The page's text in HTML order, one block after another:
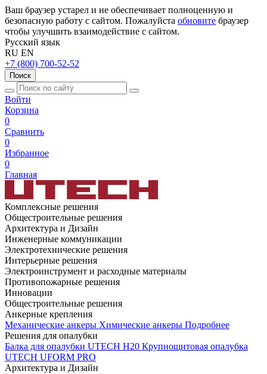
Ваш браузер устарел и не обеспечивает полноценную и
безопасную работу с сайтом. Пожалуйста обновите браузер
чтобы улучшить взаимодействие с сайтом.
Русский язык
RU EN
+7 (800) 700-52-52
Поиск
Войти
Корзина
0
Сравнить
0
Избранное
0
Главная
Комплексные решения
Общестроительные решения
Архитектура и Дизайн
Инженерные коммуникации
Электротехнические решения
Интерьерные решения
Электроинструмент и расходные материалы
Противопожарные решения
Инновации
Общестроительные решения
Анкерные крепления
Механические анкеры Химические анкеры Подробнее
Решения для опалубки
Балка для опалубки UTECH H20 Крупнощитовая опалубка
UTECH UFORM PRO
Архитектура и Дизайн